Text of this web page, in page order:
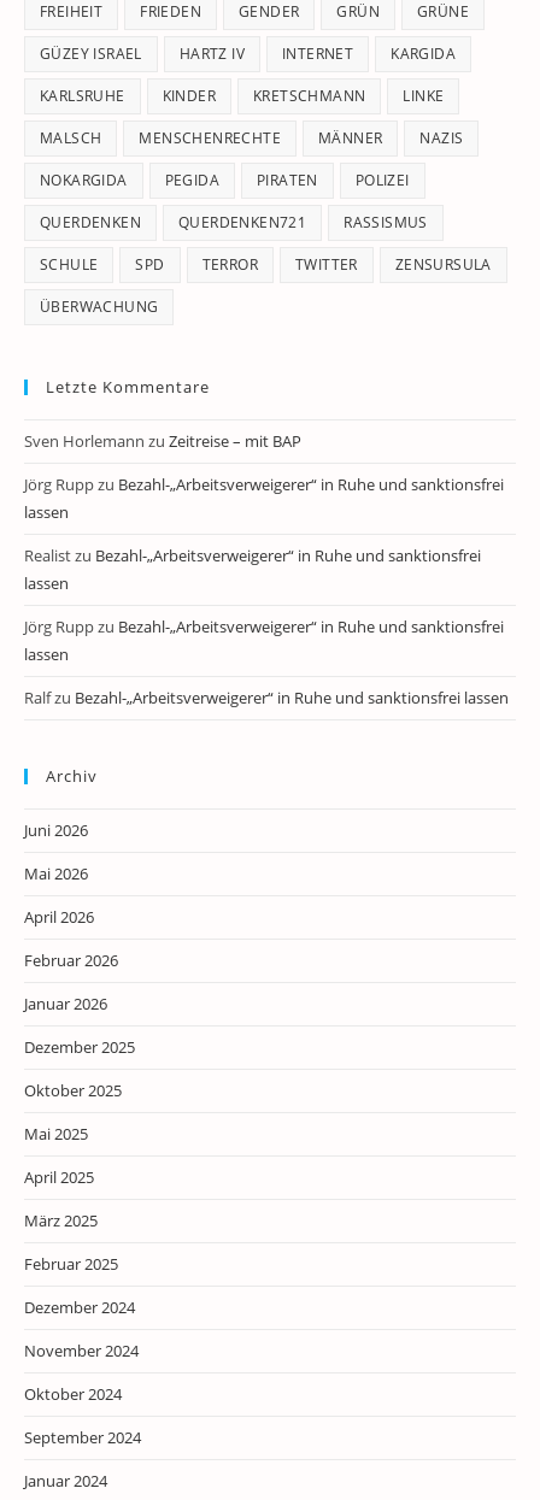
FREIHEIT FRIEDEN GENDER GRÜN GRÜNE
GÜZEY ISRAEL HARTZ IV INTERNET KARGIDA
KARLSRUHE KINDER KRETSCHMANN LINKE
MALSCH MENSCHENRECHTE MÄNNER NAZIS
NOKARGIDA PEGIDA PIRATEN POLIZEI
QUERDENKEN QUERDENKEN721 RASSISMUS
SCHULE SPD TERROR TWITTER ZENSURSULA
ÜBERWACHUNG
Letzte Kommentare
Sven Horlemann zu Zeitreise – mit BAP
Jörg Ruppzu Bezahl-„Arbeitsverweigerer“ in Ruhe und sanktionsfrei
lassen
Realistzu Bezahl-„Arbeitsverweigerer“ in Ruhe und sanktionsfrei
lassen
Jörg Ruppzu Bezahl-„Arbeitsverweigerer“ in Ruhe und sanktionsfrei
lassen
Ralfzu Bezahl-„Arbeitsverweigerer“ in Ruhe und sanktionsfrei lassen
Archiv
Juni 2026
Mai 2026
April 2026
Februar 2026
Januar 2026
Dezember 2025
Oktober 2025
Mai 2025
April 2025
März 2025
Februar 2025
Dezember 2024
November 2024
Oktober 2024
September 2024
Januar 2024